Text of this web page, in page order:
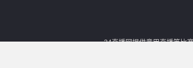
24直播网提供意甲直播等比